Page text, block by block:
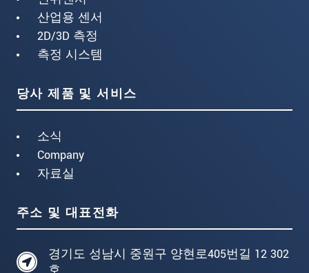
산업용 센서
2D/3D 측정
측정 시스템
당사 제품 및 서비스
소식
Company
자료실
주소 및 대표전화
경기도 성남시 중원구 양현로405번길 12 302